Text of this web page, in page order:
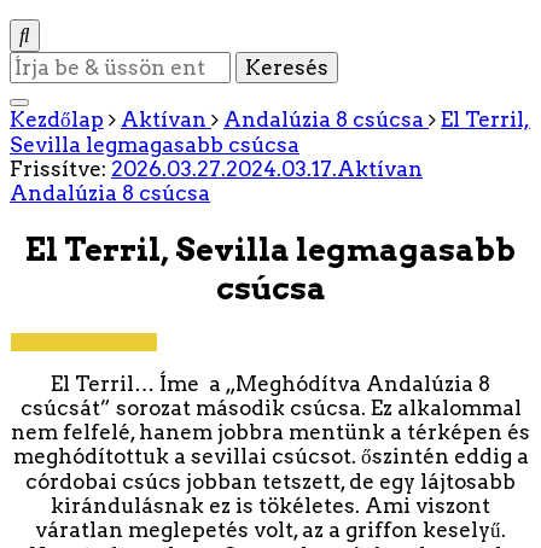
Keres
valamit?
Kezdőlap
Aktívan Andalúzia 8 csúcsa
El Terril,
Sevilla legmagasabb csúcsa
Frissítve: 2026.03.27.2024.03.17.Aktívan
Andalúzia 8 csúcsa
El Terril, Sevilla legmagasabb
csúcsa
El Terril… Íme a „Meghódítva Andalúzia 8
csúcsát” sorozat második csúcsa. Ez alkalommal
nem felfelé, hanem jobbra mentünk a térképen és
meghódítottuk a sevillai csúcsot. őszintén eddig a
córdobai csúcs jobban tetszett, de egy lájtosabb
kirándulásnak ez is tökéletes. Ami viszont
váratlan meglepetés volt, az a griffon keselyű.